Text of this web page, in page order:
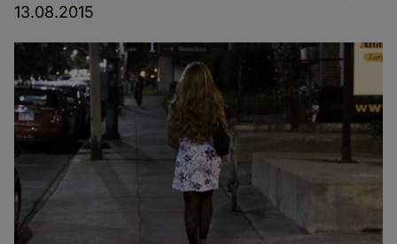
13.08.2015